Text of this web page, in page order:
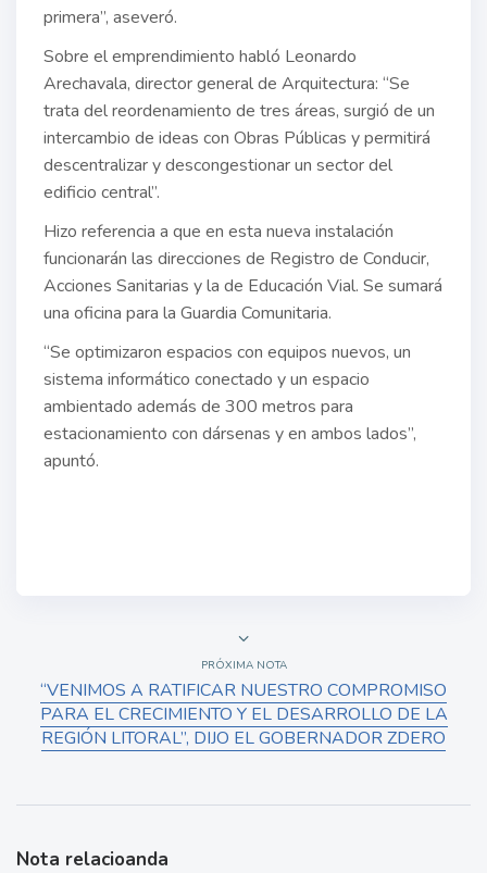
primera”, aseveró.
Sobre el emprendimiento habló Leonardo
Arechavala, director general de Arquitectura: “Se
trata del reordenamiento de tres áreas, surgió de un
intercambio de ideas con Obras Públicas y permitirá
descentralizar y descongestionar un sector del
edificio central”.
Hizo referencia a que en esta nueva instalación
funcionarán las direcciones de Registro de Conducir,
Acciones Sanitarias y la de Educación Vial. Se sumará
una oficina para la Guardia Comunitaria.
“Se optimizaron espacios con equipos nuevos, un
sistema informático conectado y un espacio
ambientado además de 300 metros para
estacionamiento con dársenas y en ambos lados”,
apuntó.
PRÓXIMA NOTA
“VENIMOS A RATIFICAR NUESTRO COMPROMISO
PARA EL CRECIMIENTO Y EL DESARROLLO DE LA
REGIÓN LITORAL”, DIJO EL GOBERNADOR ZDERO
Nota relacioanda